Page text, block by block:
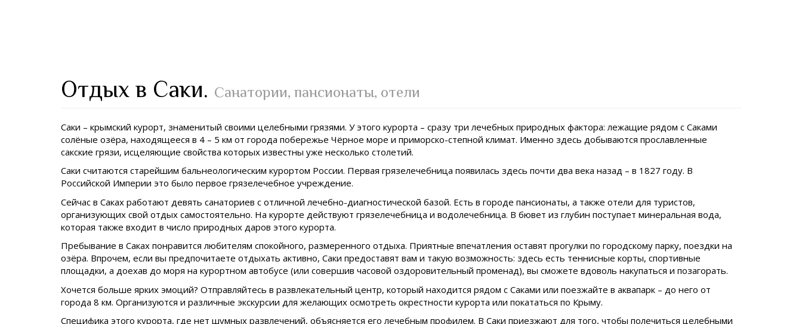
Отдых в Саки. Санатории, пансионаты, отели
Саки – крымский курорт, знаменитый своими целебными грязями. У этого курорта – сразу три лечебных природных фактора: лежащие рядом с Саками
солёные озёра, находящееся в 4 – 5 км от города побережье Чёрное море и приморско-степной климат. Именно здесь добываются прославленные
сакские грязи, исцеляющие свойства которых известны уже несколько столетий.
Саки считаются старейшим бальнеологическим курортом России. Первая грязелечебница появилась здесь почти два века назад – в 1827 году. В
Российской Империи это было первое грязелечебное учреждение.
Сейчас в Саках работают девять санаториев с отличной лечебно-диагностической базой. Есть в городе пансионаты, а также отели для туристов,
организующих свой отдых самостоятельно. На курорте действуют грязелечебница и водолечебница. В бювет из глубин поступает минеральная вода,
которая также входит в число природных даров этого курорта.
Пребывание в Саках понравится любителям спокойного, размеренного отдыха. Приятные впечатления оставят прогулки по городскому парку, поездки на
озёра. Впрочем, если вы предпочитаете отдыхать активно, Саки предоставят вам и такую возможность: здесь есть теннисные корты, спортивные
площадки, а доехав до моря на курортном автобусе (или совершив часовой оздоровительный променад), вы сможете вдоволь накупаться и позагорать.
Хочется больше ярких эмоций? Отправляйтесь в развлекательный центр, который находится рядом с Саками или поезжайте в аквапарк – до него от
города 8 км. Организуются и различные экскурсии для желающих осмотреть окрестности курорта или покататься по Крыму.
Специфика этого курорта, где нет шумных развлечений, объясняется его лечебным профилем. В Саки приезжают для того, чтобы полечиться целебными